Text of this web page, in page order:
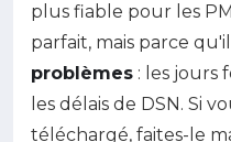
plus fiable pour les
parfait, mais parce
problèmes : les jours
les délais de DSN. Si
téléchargé, faites-le